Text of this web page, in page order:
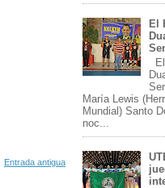
Entrada antigua
El
María Lewis
Mundial) Santo
noc...